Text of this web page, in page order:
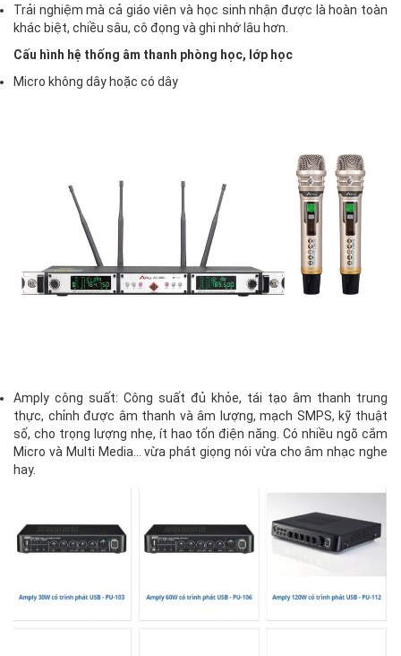
Trải nghiệm mà cả giáo viên và học sinh nhận được là hoàn toàn
khác biệt, chiều sâu, cô đọng và ghi nhớ lâu hơn.
Cấu hình hệ thống âm thanh phòng học, lớp học
Micro không dây hoặc có dây
Amply công suất: Công suất đủ khỏe, tái tạo âm thanh trung
thực, chỉnh được âm thanh và âm lượng, mạch SMPS, kỹ thuật
số, cho trọng lượng nhẹ, ít hao tốn điện năng. Có nhiều ngõ cắm
Micro và Multi Media… vừa phát giọng nói vừa cho âm nhạc nghe
hay.